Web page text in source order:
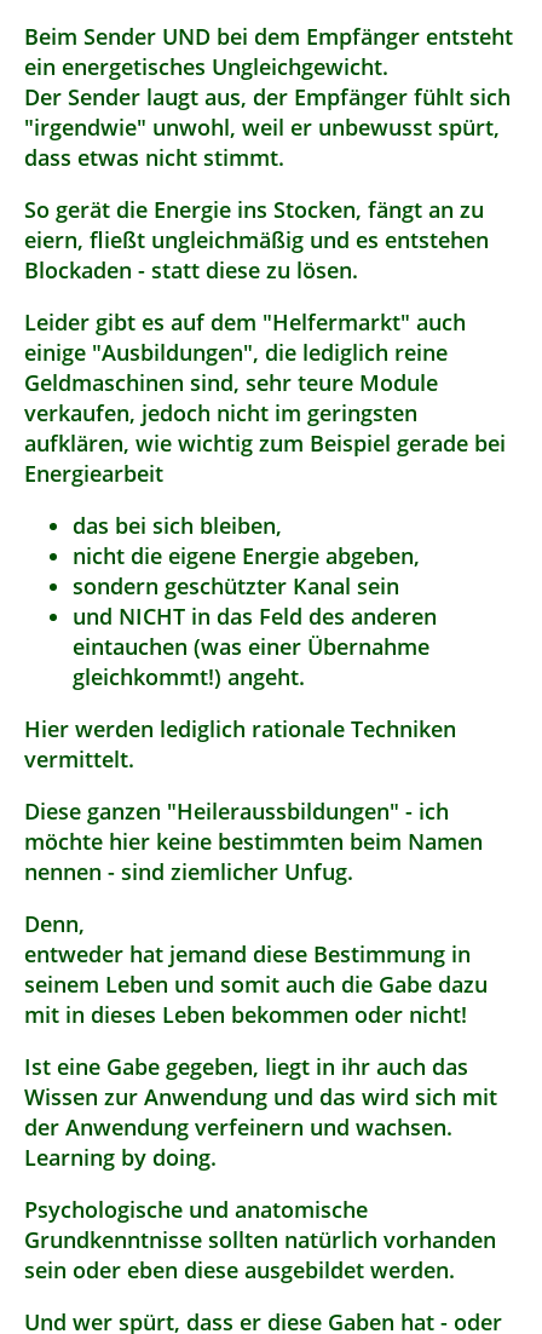
Beim Sender UND bei dem Empfänger entsteht
ein energetisches Ungleichgewicht.
Der Sender laugt aus, der Empfänger fühlt sich
"irgendwie" unwohl, weil er unbewusst spürt,
dass etwas nicht stimmt.
So gerät die Energie ins Stocken, fängt an zu
eiern, fließt ungleichmäßig und es entstehen
Blockaden - statt diese zu lösen.
Leider gibt es auf dem "Helfermarkt" auch
einige "Ausbildungen", die lediglich reine
Geldmaschinen sind, sehr teure Module
verkaufen, jedoch nicht im geringsten
aufklären, wie wichtig zum Beispiel gerade bei
Energiearbeit
das bei sich bleiben,
nicht die eigene Energie abgeben,
sondern geschützter Kanal sein
und NICHT in das Feld des anderen
eintauchen (was einer Übernahme
gleichkommt!) angeht.
Hier werden lediglich rationale Techniken
vermittelt.
Diese ganzen "Heileraussbildungen" - ich
möchte hier keine bestimmten beim Namen
nennen - sind ziemlicher Unfug.
Denn,
entweder hat jemand diese Bestimmung in
seinem Leben und somit auch die Gabe dazu
mit in dieses Leben bekommen oder nicht!
Ist eine Gabe gegeben, liegt in ihr auch das
Wissen zur Anwendung und das wird sich mit
der Anwendung verfeinern und wachsen.
Learning by doing.
Psychologische und anatomische
Grundkenntnisse sollten natürlich vorhanden
sein oder eben diese ausgebildet werden.
Und wer spürt, dass er diese Gaben hat - oder